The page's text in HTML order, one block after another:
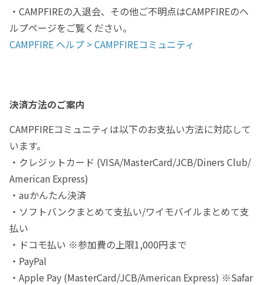
・CAMPFIREの入退会、その他ご不明点はCAMPFIREのヘ
ルプページをご覧ください。
CAMPFIRE ヘルプ > CAMPFIREコミュニティ
決済方法のご案内
CAMPFIREコミュニティは以下のお支払い方法に対応して
います。
・クレジットカード (VISA/MasterCard/JCB/Diners Club/
American Express)
・auかんたん決済
・ソフトバンクまとめて支払い/ワイモバイルまとめて支
払い
・ドコモ払い ※参加費の上限1,000円まで
・PayPal
・Apple Pay (MasterCard/JCB/American Express) ※Safar